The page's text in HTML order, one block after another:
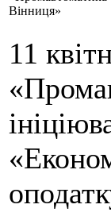
Вінниця»
11